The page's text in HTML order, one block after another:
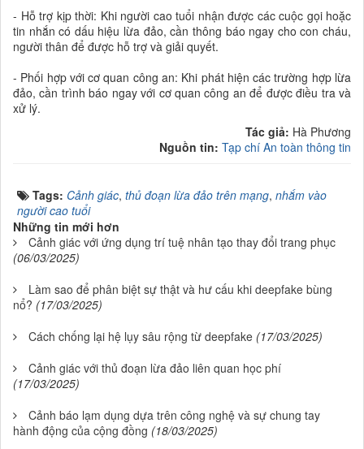
- Hỗ trợ kịp thời: Khi người cao tuổi nhận được các cuộc gọi hoặc
tin nhắn có dấu hiệu lừa đảo, cần thông báo ngay cho con cháu,
người thân để được hỗ trợ và giải quyết.
- Phối hợp với cơ quan công an: Khi phát hiện các trường hợp lừa
đảo, cần trình báo ngay với cơ quan công an để được điều tra và
xử lý.
Tác giả: Hà Phương
Nguồn tin: Tạp chí An toàn thông tin
Tags: Cảnh giác, thủ đoạn lừa đảo trên mạng, nhắm vào
người cao tuổi
Những tin mới hơn
Cảnh giác với ứng dụng trí tuệ nhân tạo thay đổi trang phục
(06/03/2025)
Làm sao để phân biệt sự thật và hư cấu khi deepfake bùng
nổ? (17/03/2025)
Cách chống lại hệ lụy sâu rộng từ deepfake (17/03/2025)
Cảnh giác với thủ đoạn lừa đảo liên quan học phí
(17/03/2025)
Cảnh báo lạm dụng dựa trên công nghệ và sự chung tay
hành động của cộng đồng (18/03/2025)